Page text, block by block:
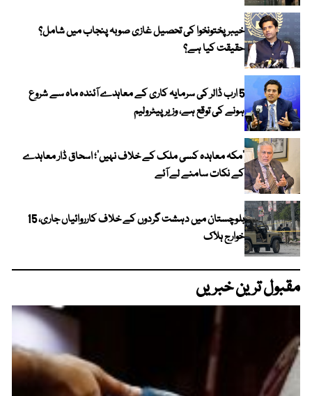
خیبر پختونخوا کی تحصیل غازی صوبہ پنجاب میں شامل؟
حقیقت کیا ہے؟
5 ارب ڈالر کی سرمایہ کاری کے معاہدے آئندہ ماہ سے شروع
ہونے کی توقع ہے، وزیر پیٹرولیم
‘مکہ معاہدہ کسی ملک کے خلاف نہیں’؛ اسحاق ڈار معاہدے
کے نکات سامنے لے آئے
بلوچستان میں دہشت گردوں کے خلاف کارروائیاں جاری، 15
خوارج ہلاک
مقبول ترین خبریں